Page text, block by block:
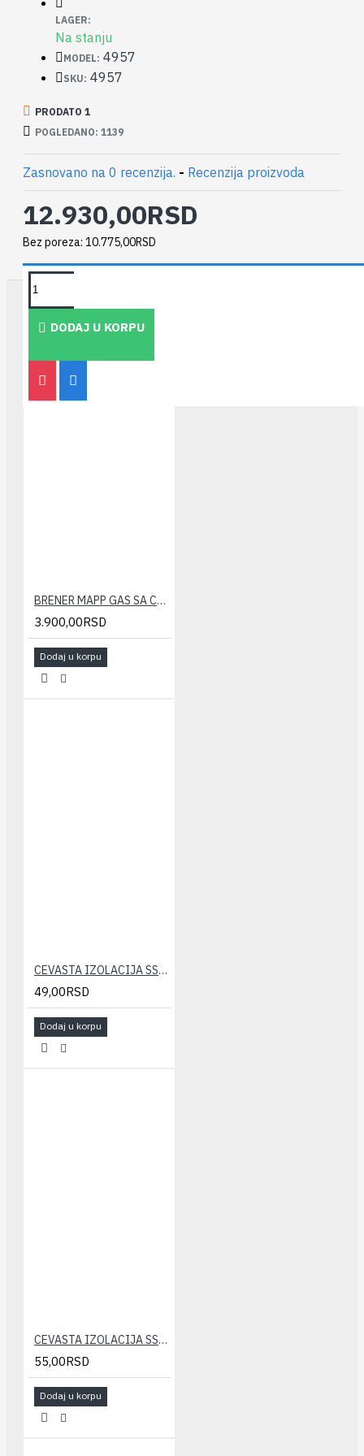
LAGER:
Na stanju
MODEL: 4957
SKU: 4957
PRODATO 1
POGLEDANO: 1139
Zasnovano na 0 recenzija. - Recenzija proizvoda
12.930,00RSD
Bez poreza: 10.775,00RSD
DODAJ U KORPU
TAKOĐE PREPORUČUJEMO
BRENER MAPP GAS SA CREVOM
3.900,00RSD
Dodaj u korpu
CEVASTA IZOLACIJA SSL-KLIMA 10x6 (10m)
49,00RSD
Dodaj u korpu
CEVASTA IZOLACIJA SSL-KLIMA 12x6 (10m)
55,00RSD
Dodaj u korpu